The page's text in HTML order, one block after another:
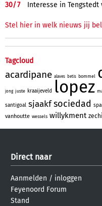
30/7 Interesse in Tengstedt
Stel hier in welk nieuws jij
Tagcloud
acardipane alaves betis bommel
jong juste kraaijeveld lopez
santigoal sjaakfsociedad
vanhoutte wessels willykment
Direct naar
Aanmelden / inloggen
Feyenoord Forum
Stand